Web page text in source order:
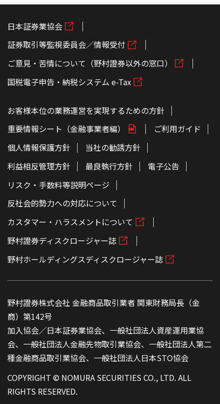
日本証券業協会
証券取引等監視委員会／情報受付
ご意見・苦情について（野村證券以外の窓口）
国税電子申告・納税システム e-Tax
お客様本位の業務運営を実現するための方針
重要情報シート（金融事業者編）
ご利用ガイド
個人情報保護方針
当社の勧誘方針
利益相反管理方針
最良執行方針
電子公告
リスク・手数料等説明ページ
反社会的勢力への対応について
カスタマー・ハラスメントについて
野村證券ディスクロージャー誌
野村ホールディングスディスクロージャー誌
野村證券株式会社 金融商品取引業者 関東財務局長（金
商）第142号
加入協会／日本証券業協会、一般社団法人資産運用業協
会、一般社団法人金融先物取引業協会、一般社団法人第二
種金融商品取引業協会、一般社団法人日本STO協会
COPYRIGHT © NOMURA SECURITIES CO., LTD. ALL
RIGHTS RESERVED.